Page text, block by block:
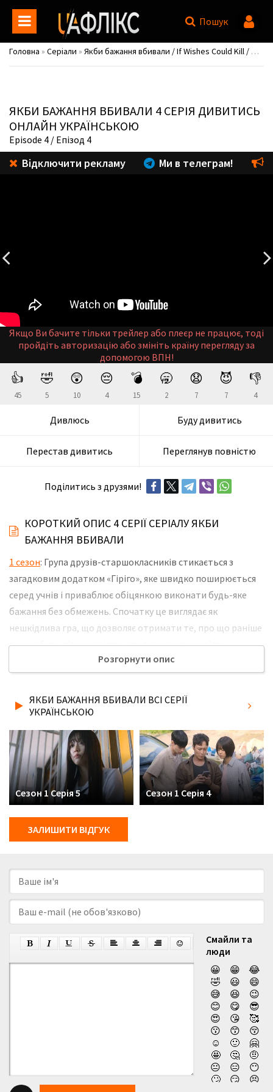
Пошук
Головна » Серіали » Якби бажання вбивали / If Wishes Could Kill / Girigo
ЯКБИ БАЖАННЯ ВБИВАЛИ 4 СЕРІЯ ДИВИТИСЬ
ОНЛАЙН УКРАЇНСЬКОЮ
Episode 4 / Епізод 4
Відключити рекламу Ми в телеграм!
Якщо Ви бачите тільки трейлер або плеєр не працює, тоді
пройдіть авторизацію або змініть країну перегляду за
допомогою ВПН!
👍
45
🤣
5
😲
10
😔
4
💣
15
🥱
2
😧
7
😈
7
👎
4
Дивлюсь Буду дивитись
Перестав дивитись Переглянув повністю
Поділитись з друзями!
КОРОТКИЙ ОПИС 4 СЕРІЇ СЕРІАЛУ ЯКБИ
БАЖАННЯ ВБИВАЛИ
1 сезон: Група друзів-старшокласників стикається з
загадковим додатком «Гіріго», яке швидко поширюється
серед учнів і приваблює обіцянкою виконати будь-яке
бажання без обмежень. Спочатку це виглядає як
нешкідлива гра, що дозволяє отримати те, про що раніше
можна було тільки мріяти, але дуже скоро радість
змінюється страхом. Кожен запит запускає незворотний
смертельна Розплата, виражена у вигляді зворотного
відліку часу. Звичайне шкільне життя перетворюється на
останнім. Не забудьте розповісти друзям, де Ви дивились
нову 4 серію серіалу Якби бажання вбивали українською
мовою, у хорошій hd якості та з українськими субтитрами!
Розгорнути опис
ЯКБИ БАЖАННЯ ВБИВАЛИ ВСІ СЕРІЇ
УКРАЇНСЬКОЮ
Сезон 1 Серія 5 Сезон 1 Серія 4
ЗАЛИШИТИ ВІДГУК
Смайли та
люди
😀
😁
😂
🤣
😃
😄
😅
😆
😉
😊
😋
😎
😍
😘
🥰
😗
😙
😚
☺️
🙂
🤗
🤩
🤔
🤨
😐
😑
😶
🙄
😏
😣